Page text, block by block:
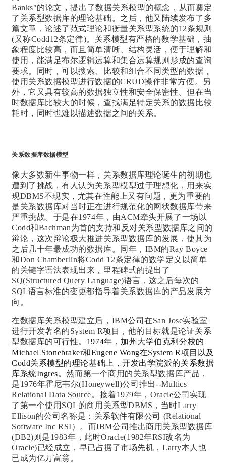
Banks"的论文，提出了数据关系模型的概念，从而奠定
了关系型数据库的理论基础。之后，他又陆续发布了多
篇文章，论述了范式理论和衡量关系型系统的12条规则
(又称Codd12条定律)。关系模型有严格的数学基础，抽
象程度比较高，而且简单清晰、结构灵活，便于理解和
使用，能满足布尔逻辑运算和集合运算规则形成的查询
要求。同时，可以搜索、比较和组合不同类型的数据，
使用关系数据模型进行数据的CRUD操作非常方便。另
外，它又具有较高的数据独立性和安全保密性。但在当
时数据库比较大的时候，查找满足特定关系的数据比较
耗时，同时也难以描述数据之间的关系。
关系数据库数据模型
像大多数新生事物一样，关系数据库理论诞生的初期也
遭到了挑战，有人认为关系型模型过于理想化，用来实
现DBMS不现实，尤其在性能上又有问题，更为重要的
是关系数据库对当时正在进行规范化的网状数据库带来
严重挑战。于是在1974年，由ACM牵头开展了一场以
Codd和Bachman为首的支持和反对关系型数据库之间的
辩论，这次辩论极大推进关系型数据库的发展，使其为
之后几十年最成功的数据库。
同年，IBM的Ray Boyce
和Don Chamberlin将Codd 12条定律的数学定义以简单
的关键字语法表现出来，里程碑式的提出了
SQ(Structured Query Language)语言，这之后每次的
SQL语言标准的变更都指导着关系数据库的产品发展方
向。
在数据库关系模型建立后，IBM公司在San Jose实验室
进行开发著名的System R项目，他的目标就是论证关系
型数据库的可行性。 1974年，加州大学伯克利分校的
Michael Stonebraker和Eugene Wong在System R项目以及
Codd关系模型的理论基础 上 ，开发出学院派的关系数据
库系统Ingres。然而第一个商用的关系型数据库产品，
是1976年霍尼韦尔(Honeywell)公司推出--Multics
Relational Data Source。接着1979年，Oracle公司实现
了第一个使用SQL的商用关系型DBMS，当时Larry
Ellison的公司名称是：关系软件有限公司 (Relational
Software Inc RSI）。而IBM公司推出商用关系型数据库
(DB2)则是1983年，此时Oracle(1982年RSI改名为
Oracle)已经成立，早已占据了市场先机，Larry本人也
已成为亿万富翁。